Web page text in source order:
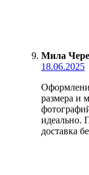
Мила
18.06.2025
размера и
идеально.
доставка